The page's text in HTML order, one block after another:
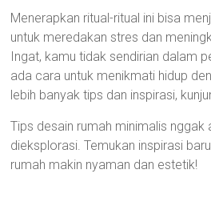
Menerapkan ritual-ritual ini bisa
untuk meredakan stres dan
Ingat, kamu tidak sendirian dalam
ada cara untuk menikmati hidup
lebih banyak tips dan inspirasi,
Tips desain rumah minimalis nggak
dieksplorasi. Temukan inspirasi
rumah makin nyaman dan estetik!